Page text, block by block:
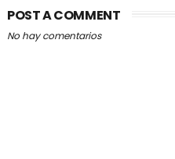
POST A COMMENT
No hay comentarios